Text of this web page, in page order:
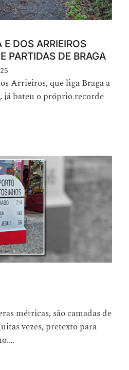
DOS ARRIEIROS
PARTIDAS DE BRAGA
Arrieiros, que liga Braga a
já bateu o próprio recorde
métricas, são camadas de
vezes, pretexto para